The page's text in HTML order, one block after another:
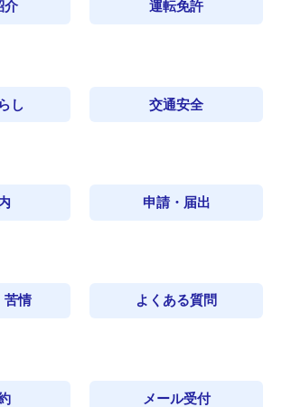
介 運転免許
し 交通安全
申請・届出
苦情 よくある質問
メール受付